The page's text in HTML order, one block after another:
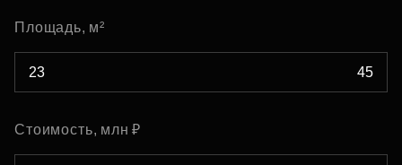
Площадь, м²
Стоимость, млн ₽